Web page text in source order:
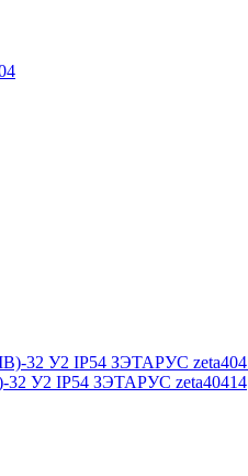
32 У2 IP54 ЗЭТАРУС zeta40414